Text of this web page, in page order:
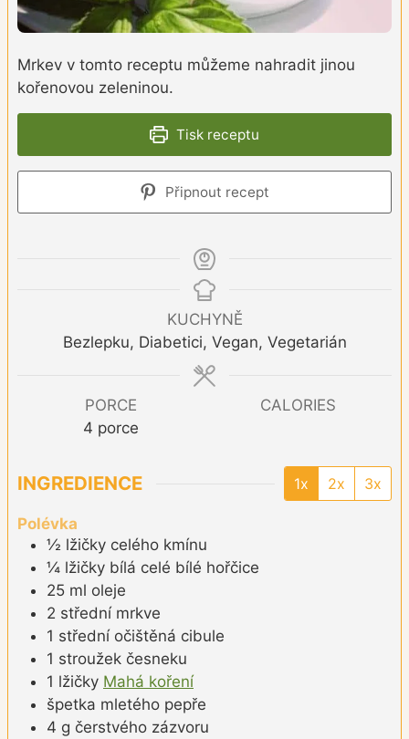
Mrkev v tomto receptu můžeme nahradit jinou
kořenovou zeleninou.
Tisk receptu
Připnout recept
KUCHYNĚ
Bezlepku, Diabetici, Vegan, Vegetarián
PORCE
4 porce
CALORIES
INGREDIENCE 1x 2x 3x
Polévka
½ lžičky celého kmínu
¼ lžičky bílá celé bílé hořčice
25 ml oleje
2 střední mrkve
1 střední očištěná cibule
1 stroužek česneku
1 lžičky Mahá koření
špetka mletého pepře
4 g čerstvého zázvoru